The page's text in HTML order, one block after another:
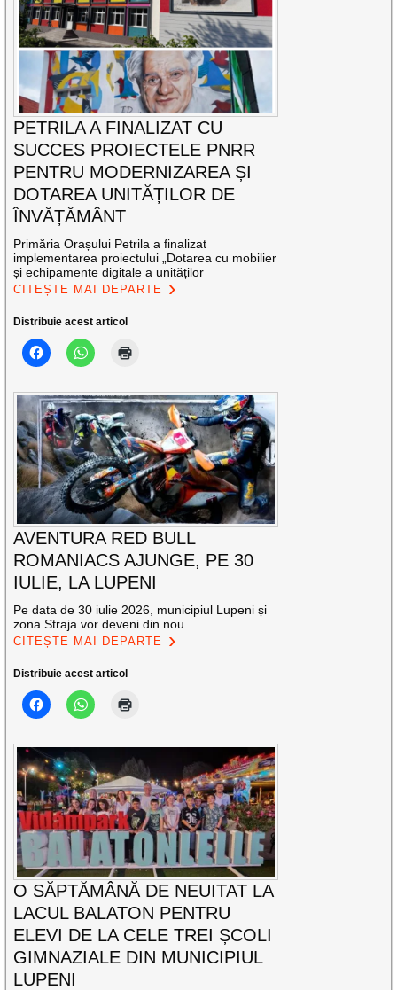
PETRILA A FINALIZAT CU
SUCCES PROIECTELE PNRR
PENTRU MODERNIZAREA ȘI
DOTAREA UNITĂȚILOR DE
ÎNVĂȚĂMÂNT
Primăria Orașului Petrila a finalizat
implementarea proiectului „Dotarea cu mobilier
și echipamente digitale a unităților
CITEȘTE MAI DEPARTE
Distribuie acest articol
AVENTURA RED BULL
ROMANIACS AJUNGE, PE 30
IULIE, LA LUPENI
Pe data de 30 iulie 2026, municipiul Lupeni și
zona Straja vor deveni din nou
CITEȘTE MAI DEPARTE
Distribuie acest articol
O SĂPTĂMÂNĂ DE NEUITAT LA
LACUL BALATON PENTRU
ELEVI DE LA CELE TREI ȘCOLI
GIMNAZIALE DIN MUNICIPIUL
LUPENI